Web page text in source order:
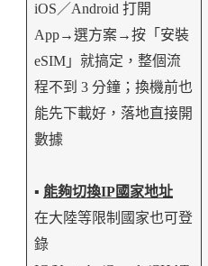
iOS／Android 打開
App→選方案→按「安裝
eSIM」就搞定，整個流
程不到 3 分鐘；換機前也
能先下載好，落地直接開
數據
▪️ 能夠切換IP國家地址
在大陸等限制國家也可登
錄